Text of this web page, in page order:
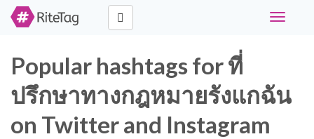
Toggle
Popular hashtags for ที่
ปรึกษาทางกฎหมายรังแกฉัน
on Twitter and Instagram